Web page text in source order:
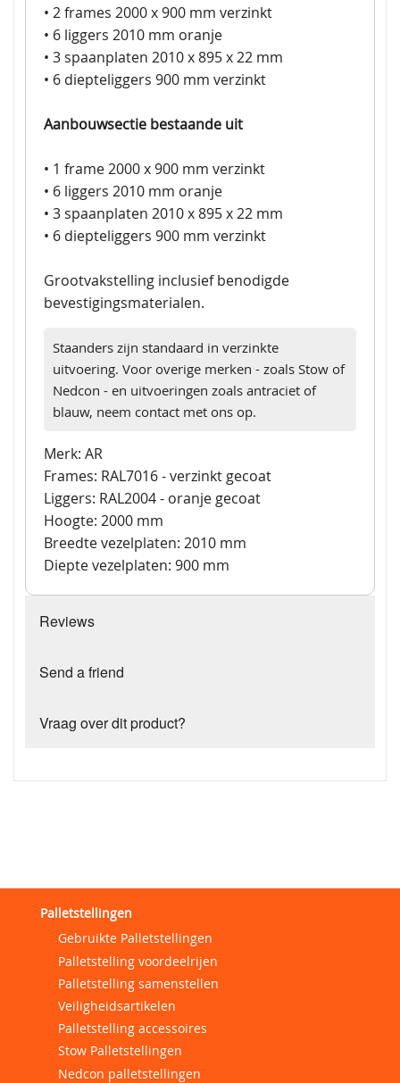
• 2 frames 2000 x 900 mm verzinkt
• 6 liggers 2010 mm oranje
• 3 spaanplaten 2010 x 895 x 22 mm
• 6 diepteliggers 900 mm verzinkt
Aanbouwsectie bestaande uit
• 1 frame 2000 x 900 mm verzinkt
• 6 liggers 2010 mm oranje
• 3 spaanplaten 2010 x 895 x 22 mm
• 6 diepteliggers 900 mm verzinkt
Grootvakstelling inclusief benodigde
bevestigingsmaterialen.
Staanders zijn standaard in verzinkte
uitvoering. Voor overige merken - zoals Stow of
Nedcon - en uitvoeringen zoals antraciet of
blauw, neem contact met ons op.
Merk: AR
Frames: RAL7016 - verzinkt gecoat
Liggers: RAL2004 - oranje gecoat
Hoogte: 2000 mm
Breedte vezelplaten: 2010 mm
Diepte vezelplaten: 900 mm
Reviews
Send a friend
Vraag over dit product?
Palletstellingen
Gebruikte Palletstellingen
Palletstelling voordeelrijen
Palletstelling samenstellen
Veiligheidsartikelen
Palletstelling accessoires
Stow Palletstellingen
Nedcon palletstellingen